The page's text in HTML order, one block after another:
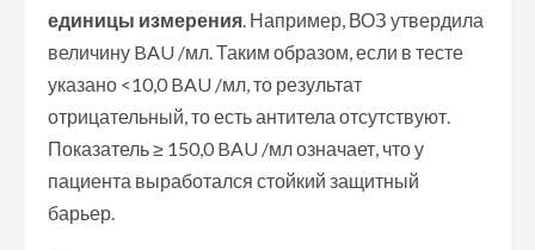
единицы измерения. Например, ВОЗ утвердила
величину BAU /мл. Таким образом, если в тесте
указано <10,0 BAU /мл, то результат
отрицательный, то есть антитела отсутствуют.
Показатель ≥ 150,0 BAU /мл означает, что у
пациента выработался стойкий защитный
барьер.